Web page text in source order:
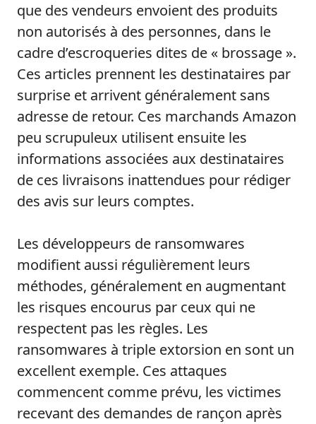
que des vendeurs envoient des produits
non autorisés à des personnes, dans le
cadre d’escroqueries dites de « brossage ».
Ces articles prennent les destinataires par
surprise et arrivent généralement sans
adresse de retour. Ces marchands Amazon
peu scrupuleux utilisent ensuite les
informations associées aux destinataires
de ces livraisons inattendues pour rédiger
des avis sur leurs comptes.
Les développeurs de ransomwares
modifient aussi régulièrement leurs
méthodes, généralement en augmentant
les risques encourus par ceux qui ne
respectent pas les règles. Les
ransomwares à triple extorsion en sont un
excellent exemple. Ces attaques
commencent comme prévu, les victimes
recevant des demandes de rançon après